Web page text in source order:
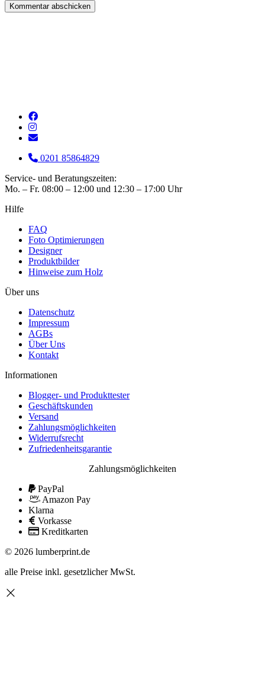
0201 85864829
Service- und Beratungszeiten:
Mo. – Fr. 08:00 – 12:00 und 12:30 – 17:00 Uhr
Hilfe
FAQ
Foto Optimierungen
Designer
Produktbilder
Hinweise zum Holz
Über uns
Datenschutz
Impressum
AGBs
Über Uns
Kontakt
Informationen
Blogger- und Produkttester
Geschäftskunden
Versand
Zahlungsmöglichkeiten
Widerrufsrecht
Zufriedenheitsgarantie
Zahlungsmöglichkeiten
PayPal
Amazon Pay
Klarna
Vorkasse
Kreditkarten
© 2026 lumberprint.de
alle Preise inkl. gesetzlicher MwSt.